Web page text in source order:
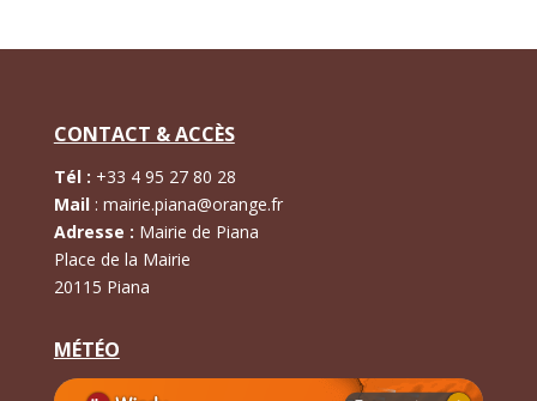
CONTACT & ACCÈS
Tél : +33 4 95 27 80 28
Mail: mairie.piana@orange.fr
Adresse : Mairie de Piana
Place de la Mairie
20115 Piana
MÉTÉO